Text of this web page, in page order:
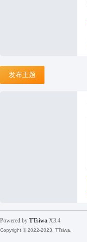
发布主题
Powered by TTsiwa X3.4
Copyright © 2022-2023, TTsiwa.